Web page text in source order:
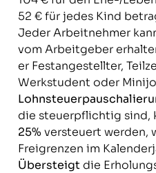
52 € für jedes Kind
Jeder Arbeitnehmer
vom Arbeitgeber
er Festangestellter,
Werkstudent oder
die steuerpflichtig sind,
25% versteuert werden,
Freigrenzen im
Übersteigtdie